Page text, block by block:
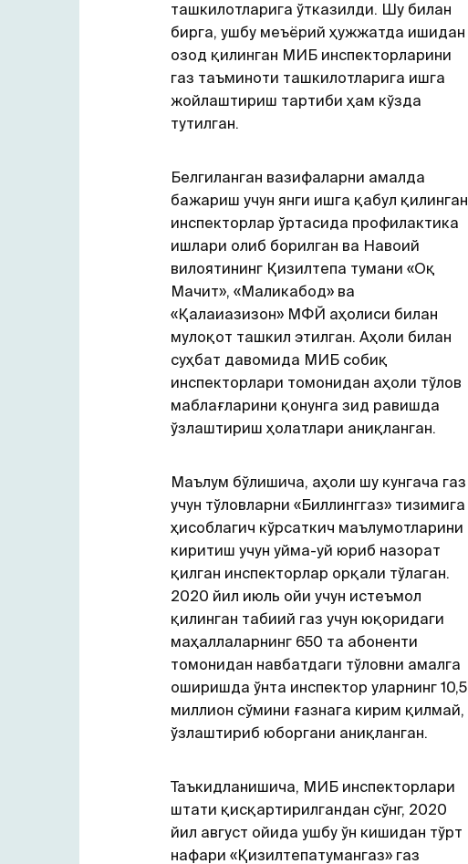
ташкилотларига ўтказилди. Шу билан
бирга, ушбу меъёрий ҳужжатда ишидан
озод қилинган МИБ инспекторларини
газ таъминоти ташкилотларига ишга
жойлаштириш тартиби ҳам кўзда
тутилган.
Белгиланган вазифаларни амалда
бажариш учун янги ишга қабул қилинган
инспекторлар ўртасида профилактика
ишлари олиб борилган ва Навоий
вилоятининг Қизилтепа тумани «Оқ
Мачит», «Маликабод» ва
«Қалаиазизон» МФЙ аҳолиси билан
мулоқот ташкил этилган. Аҳоли билан
суҳбат давомида МИБ собиқ
инспекторлари томонидан аҳоли тўлов
маблағларини қонунга зид равишда
ўзлаштириш ҳолатлари аниқланган.
Маълум бўлишича, аҳоли шу кунгача газ
учун тўловларни «Биллинггаз» тизимига
ҳисоблагич кўрсаткич маълумотларини
киритиш учун уйма-уй юриб назорат
қилган инспекторлар орқали тўлаган.
2020 йил июль ойи учун истеъмол
қилинган табиий газ учун юқоридаги
маҳаллаларнинг 650 та абоненти
томонидан навбатдаги тўловни амалга
оширишда ўнта инспектор уларнинг 10,5
миллион сўмини ғазнага кирим қилмай,
ўзлаштириб юборгани аниқланган.
Таъкидланишича, МИБ инспекторлари
штати қисқартирилгандан сўнг, 2020
йил август ойида ушбу ўн кишидан тўрт
нафари «Қизилтепатумангаз» газ